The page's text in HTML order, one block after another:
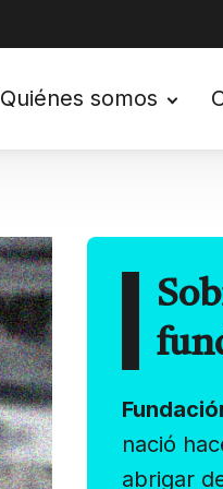
Quiénes somos
nació
abrigar